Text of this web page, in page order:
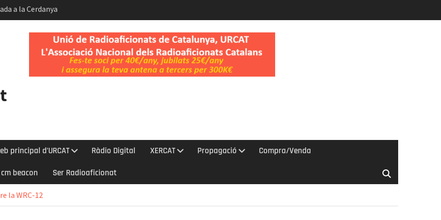
a la Cerdanya
i del Dia
Helmholtz
principal d’URCAT Ràdio Digital XERCAT Propagació Compra/Venda
cm beacon Ser Radioaficionat
la WRC-12